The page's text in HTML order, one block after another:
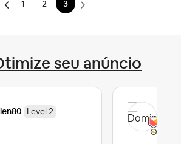
1 2 3
seu anúncio
Level 2